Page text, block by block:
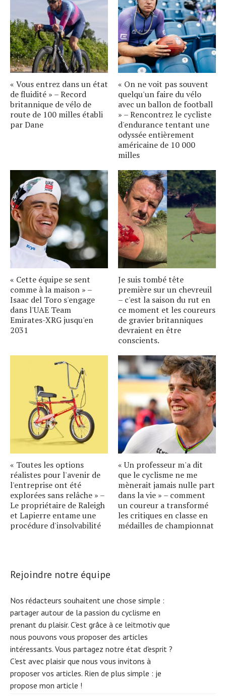
« Vous entrez dans un état
de fluidité » – Record
britannique de vélo de
route de 100 milles établi
par Dane
« On ne voit pas souvent
quelqu'un faire du vélo
avec un ballon de football
» – Rencontrez le cycliste
d'endurance tentant une
odyssée entièrement
américaine de 10 000
milles
« Cette équipe se sent
comme à la maison » –
Isaac del Toro s'engage
dans l'UAE Team
Emirates-XRG jusqu'en
2031
Je suis tombé tête
première sur un chevreuil
– c'est la saison du rut en
ce moment et les coureurs
de gravier britanniques
devraient en être
conscients.
« Toutes les options
réalistes pour l'avenir de
l'entreprise ont été
explorées sans relâche » –
Le propriétaire de Raleigh
et Lapierre entame une
procédure d'insolvabilité
« Un professeur m'a dit
que le cyclisme ne me
mènerait jamais nulle part
dans la vie » – comment
un coureur a transformé
les critiques en classe en
médailles de championnat
Rejoindre notre équipe
Nos rédacteurs souhaitent une chose simple :
partager autour de la passion du cyclisme en
prenant du plaisir. C'est grâce à ce leitmotiv que
nous pouvons vous proposer des articles
intéressants. Vous partagez notre état d'esprit ?
C'est avec plaisir que nous vous invitons à
proposer vos articles. Rien de plus simple : je
propose mon article !